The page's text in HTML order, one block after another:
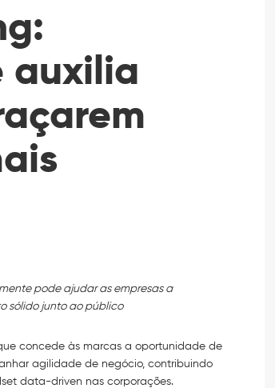
auxilia
pode ajudar as empresas a
sólido junto ao público
concede às marcas a oportunidade de
agilidade de negócio, contribuindo
data-driven nas corporações.